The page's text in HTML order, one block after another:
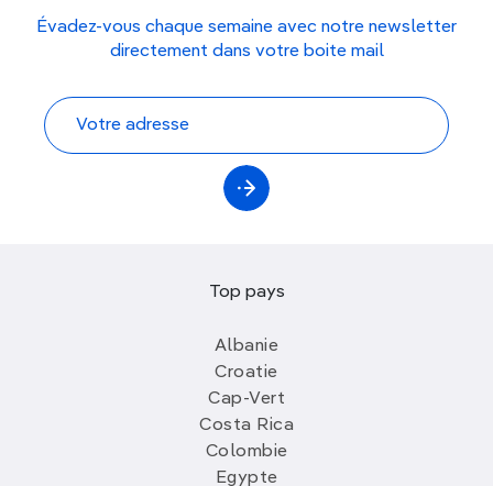
Évadez-vous chaque semaine avec notre newsletter
directement dans votre boite mail
Top pays
Albanie
Croatie
Cap-Vert
Costa Rica
Colombie
Egypte